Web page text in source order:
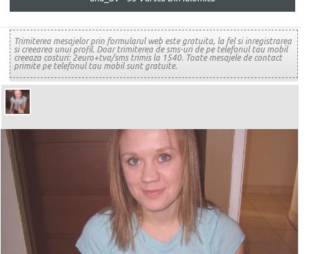
Trimiterea mesajelor prin formularul web este gratuita, la fel si inregistrarea
si creearea unui profil. Doar trimiterea de sms-uri de pe telefonul tau mobil
creeaza costuri: 2euro+tva/sms trimis la 1540. Toate mesajele de contact
primite pe telefonul tau mobil sunt gratuite.